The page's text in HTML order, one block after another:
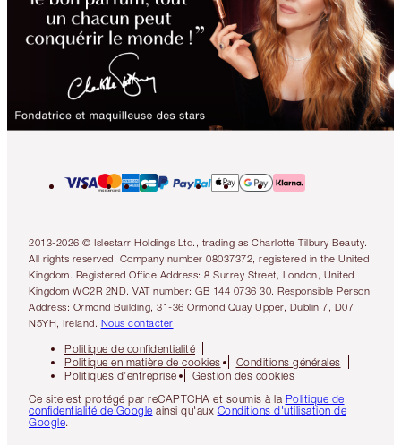
2013-2026 © Islestarr Holdings Ltd., trading as Charlotte Tilbury Beauty.
All rights reserved. Company number 08037372, registered in the United
Kingdom. Registered Office Address: 8 Surrey Street, London, United
Kingdom WC2R 2ND. VAT number: GB 144 0736 30. Responsible Person
Address: Ormond Building, 31-36 Ormond Quay Upper, Dublin 7, D07
N5YH, Ireland. Nous contacter
Politique de confidentialité
Politique en matière de cookies
Conditions générales
Politiques d’entreprise
Gestion des cookies
Ce site est protégé par reCAPTCHA et soumis à la Politique de
confidentialité de Google ainsi qu'aux Conditions d'utilisation de
Google.